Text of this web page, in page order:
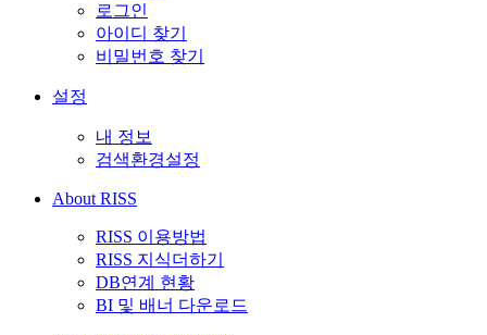
로그인
아이디 찾기
비밀번호 찾기
설정
내 정보
검색환경설정
About RISS
RISS 이용방법
RISS 지식더하기
DB연계 현황
BI 및 배너 다운로드